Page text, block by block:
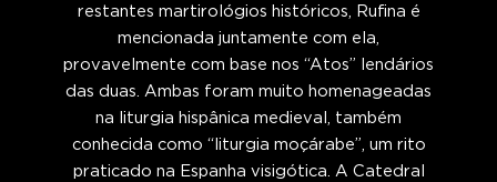
restantes martirológios históricos, Rufina é
mencionada juntamente com ela,
provavelmente com base nos “Atos” lendários
das duas. Ambas foram muito homenageadas
na liturgia hispânica medieval, também
conhecida como “liturgia moçárabe”, um rito
praticado na Espanha visigótica. A Catedral